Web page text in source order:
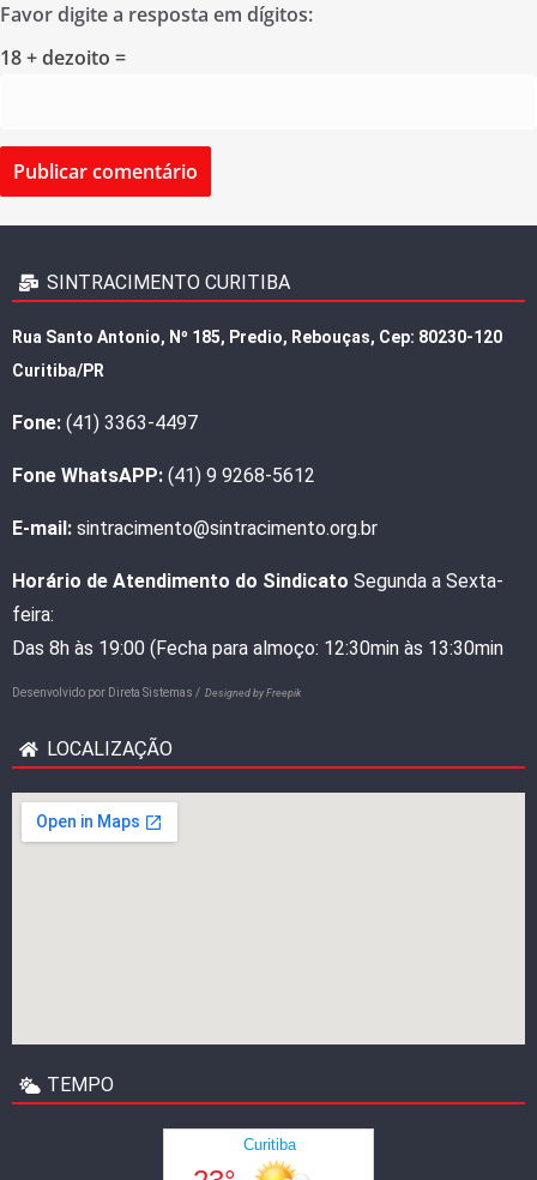
Favor digite a resposta em dígitos:
18 + dezoito =
SINTRACIMENTO CURITIBA
Rua Santo Antonio, Nº 185, Predio, Rebouças, Cep: 80230-120
Curitiba/PR
Fone: (41) 3363-4497
Fone WhatsAPP: (41) 9 9268-5612
E-mail: sintracimento@sintracimento.org.br
Horário de Atendimento do Sindicato Segunda a Sexta-
feira:
Das 8h às 19:00 (Fecha para almoço: 12:30min às 13:30min
Desenvolvido por Direta Sistemas / Designed by Freepik
LOCALIZAÇÃO
TEMPO